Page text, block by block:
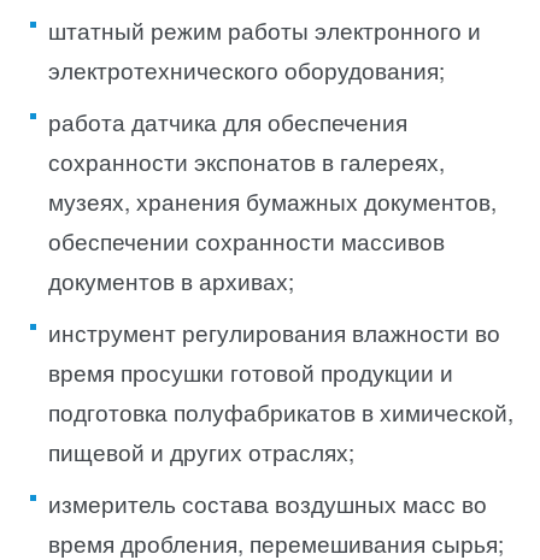
штатный режим работы электронного и
электротехнического оборудования;
работа датчика для обеспечения
сохранности экспонатов в галереях,
музеях, хранения бумажных документов,
обеспечении сохранности массивов
документов в архивах;
инструмент регулирования влажности во
время просушки готовой продукции и
подготовка полуфабрикатов в химической,
пищевой и других отраслях;
измеритель состава воздушных масс во
время дробления, перемешивания сырья;